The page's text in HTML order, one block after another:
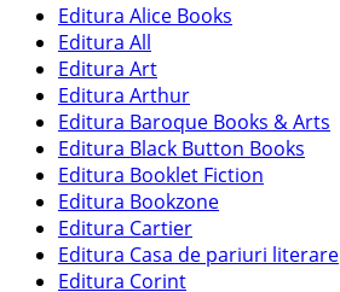
Editura Alice Books
Editura All
Editura Art
Editura Arthur
Editura Baroque Books & Arts
Editura Black Button Books
Editura Booklet Fiction
Editura Bookzone
Editura Cartier
Editura Casa de pariuri literare
Editura Corint